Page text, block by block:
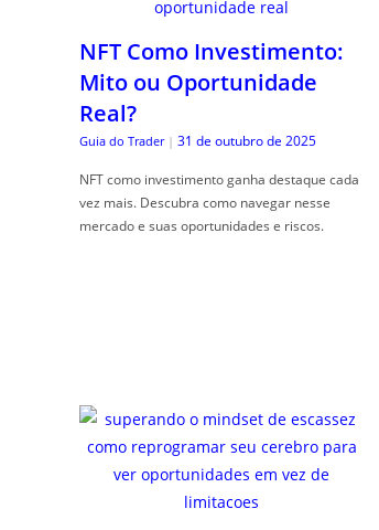
NFT Como Investimento:
Mito ou Oportunidade
Real?
Guia do Trader | 31 de outubro de 2025
NFT como investimento ganha destaque cada
vez mais. Descubra como navegar nesse
mercado e suas oportunidades e riscos.